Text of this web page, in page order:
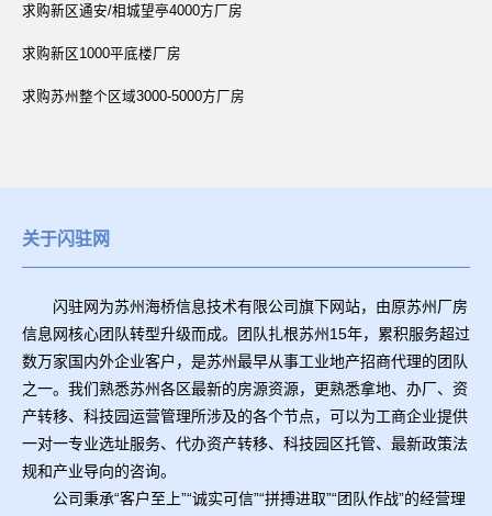
求购新区通安/相城望亭4000方厂房
求购新区1000平底楼厂房
求购苏州整个区域3000-5000方厂房
关于闪驻网
闪驻网为苏州海桥信息技术有限公司旗下网站，由原苏州厂房
信息网核心团队转型升级而成。团队扎根苏州15年，累积服务超过
数万家国内外企业客户，是苏州最早从事工业地产招商代理的团队
之一。我们熟悉苏州各区最新的房源资源，更熟悉拿地、办厂、资
产转移、科技园运营管理所涉及的各个节点，可以为工商企业提供
一对一专业选址服务、代办资产转移、科技园区托管、最新政策法
规和产业导向的咨询。
公司秉承“客户至上”“诚实可信”“拼搏进取”“团队作战”的经营理